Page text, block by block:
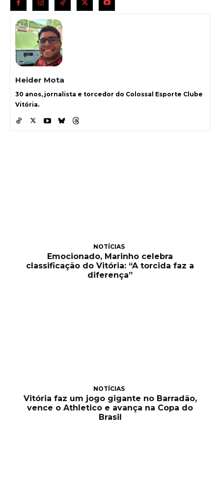
Heider Mota
30 anos, jornalista e torcedor do Colossal Esporte Clube
Vitória.
NOTÍCIAS
Emocionado, Marinho celebra
classificação do Vitória: “A torcida faz a
diferença”
NOTÍCIAS
Vitória faz um jogo gigante no Barradão,
vence o Athletico e avança na Copa do
Brasil